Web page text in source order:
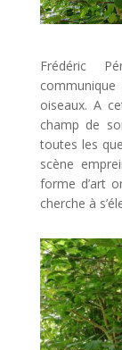
Frédéric
oiseaux. A
champ de
toutes les
scène
forme d’art
cherche à